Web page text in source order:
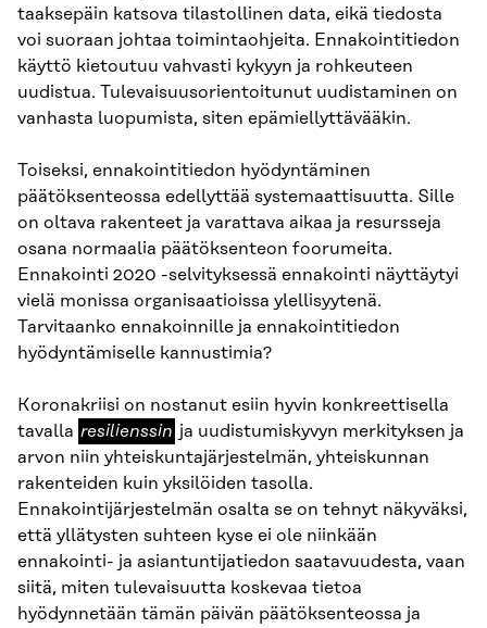
taaksepäin katsova tilastollinen data, eikä tiedosta
voi suoraan johtaa toimintaohjeita. Ennakointitiedon
käyttö kietoutuu vahvasti kykyyn ja rohkeuteen
uudistua. Tulevaisuusorientoitunut uudistaminen on
vanhasta luopumista, siten epämiellyttävääkin.
Toiseksi, ennakointitiedon hyödyntäminen
päätöksenteossa edellyttää systemaattisuutta. Sille
on oltava rakenteet ja varattava aikaa ja resursseja
osana normaalia päätöksenteon foorumeita.
Ennakointi 2020 -selvityksessä ennakointi näyttäytyi
vielä monissa organisaatioissa ylellisyytenä.
Tarvitaanko ennakoinnille ja ennakointitiedon
hyödyntämiselle kannustimia?
Koronakriisi on nostanut esiin hyvin konkreettisella
tavalla resilienssin
resilienssin ja uudistumiskyvyn merkityksen ja
arvon niin yhteiskuntajärjestelmän, yhteiskunnan
rakenteiden kuin yksilöiden tasolla.
Ennakointijärjestelmän osalta se on tehnyt näkyväksi,
että yllätysten suhteen kyse ei ole niinkään
ennakointi- ja asiantuntijatiedon saatavuudesta, vaan
siitä, miten tulevaisuutta koskevaa tietoa
hyödynnetään tämän päivän päätöksenteossa ja